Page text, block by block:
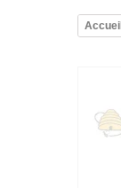
Accueil